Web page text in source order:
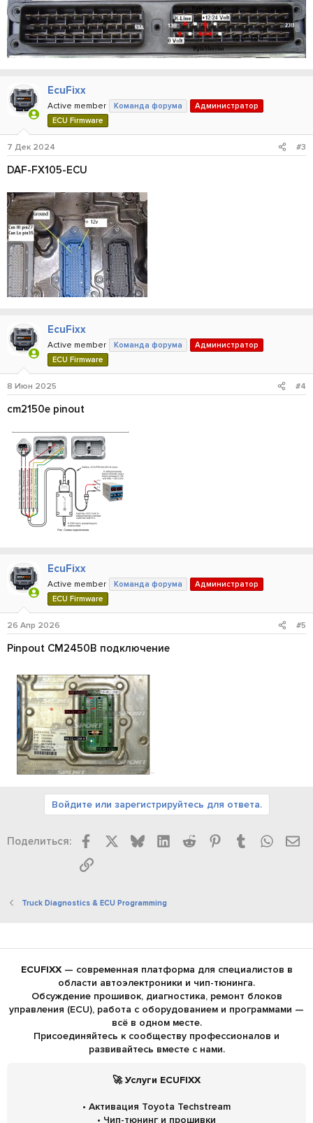
EcuFixx
Active member Команда форума
Администратор
ECU Firmware
7 Дек 2024 #3
DAF-FX105-ECU
EcuFixx
Active member Команда форума
Администратор
ECU Firmware
8 Июн 2025 #4
cm2150e pinout
EcuFixx
Active member Команда форума
Администратор
ECU Firmware
26 Апр 2026 #5
Pinpout CM2450B подключение
Войдите или зарегистрируйтесь для ответа.
Поделиться: Facebook BlueskyLinkedIn
Reddit PinterestTumblr
Ссылка
Truck Diagnostics & ECU Programming
ECUFIXX— современная платформа для специалистов в
области автоэлектроники и чип-тюнинга.
Обсуждение прошивок, диагностика, ремонт блоков
управления (ECU), работа с оборудованием и программами —
всё в одном месте.
Присоединяйтесь к сообществу профессионалов и
развивайтесь вместе с нами.
🚀 Услуги ECUFIXX
• Активация Toyota Techstream
• Чип-тюнинг и прошивки